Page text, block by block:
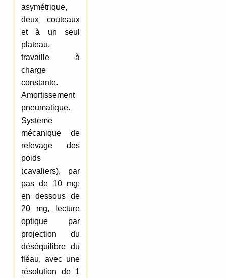
asymétrique,
deux couteaux
et à un seul
plateau,
travaille à
charge
constante.
Amortissement
pneumatique.
Système
mécanique de
relevage des
poids
(cavaliers), par
pas de 10 mg;
en dessous de
20 mg, lecture
optique par
projection du
déséquilibre du
fléau, avec une
résolution de 1